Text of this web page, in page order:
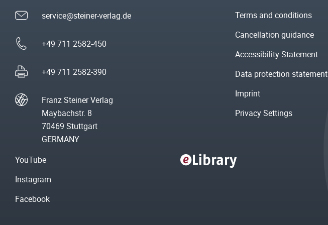
service@steiner-verlag.de
+49 711 2582-450
+49 711 2582-390
Franz Steiner Verlag
Maybachstr. 8
70469 Stuttgart
GERMANY
Terms and conditions
Cancellation guidance
Accessibility Statement
Data protection statement
Imprint
Privacy Settings
YouTube
Instagram
Facebook